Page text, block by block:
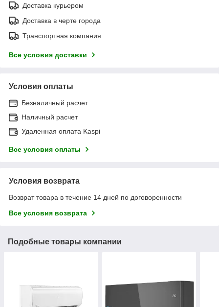
Доставка курьером
Доставка в черте города
Транспортная компания
Все условия доставки
Условия оплаты
Безналичный расчет
Наличный расчет
Удаленная оплата Kaspi
Все условия оплаты
Условия возврата
Возврат товара в течение 14 дней по договоренности
Все условия возврата
Подобные товары компании